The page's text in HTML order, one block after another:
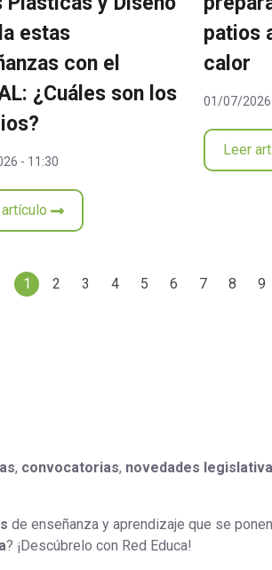
estas
con el
¿Cuáles son los
- 11:30
patios
calor
01/07/2026
Leer
Página actual
1
Page
2
Page
3
Page
4
Page
5
Page
6
Page
7
Page
8 9
, convocatorias, novedades
de enseñanza y aprendizaje que se
? ¡Descúbrelo con Red Educa!